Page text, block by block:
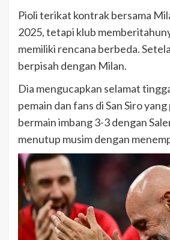
Pioli terikat kontrak bersama
2025, tetapi klub
memiliki rencana berbeda.
berpisah dengan Milan.
Dia mengucapkan selamat
pemain dan fans di San Siro
bermain imbang 3-3 dengan
menutup musim dengan